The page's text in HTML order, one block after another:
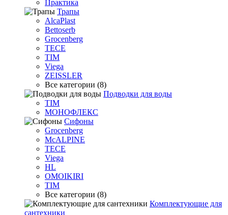
Практика
Трапы
AlcaPlast
Bettoserb
Grocenberg
TECE
TIM
Viega
ZEISSLER
Все категории (8)
Подводки для воды
TIM
МОНОФЛЕКС
Сифоны
Grocenberg
McALPINE
TECE
Viega
HL
OMOIKIRI
TIM
Все категории (8)
Комплектующие для
сантехники